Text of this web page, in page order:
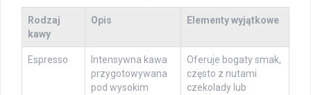
Rodzaj
kawy
Opis Elementy wyjątkowe
Espresso
Intensywna kawa
przygotowywana
pod wysokim
Oferuje bogaty smak,
często z nutami
czekolady lub